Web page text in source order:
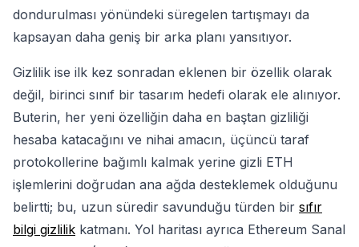
dondurulması yönündeki süregelen tartışmayı da
kapsayan daha geniş bir arka planı yansıtıyor.
Gizlilik ise ilk kez sonradan eklenen bir özellik olarak
değil, birinci sınıf bir tasarım hedefi olarak ele alınıyor.
Buterin, her yeni özelliğin daha en baştan gizliliği
hesaba katacağını ve nihai amacın, üçüncü taraf
protokollerine bağımlı kalmak yerine gizli ETH
işlemlerini doğrudan ana ağda desteklemek olduğunu
belirtti; bu, uzun süredir savunduğu türden bir sıfır
bilgi gizlilik katmanı. Yol haritası ayrıca Ethereum Sanal